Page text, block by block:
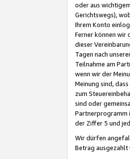
oder aus
Gerichtswegs),
Ihrem Konto
Ferner können wir
dieser
Tagen nach
Teilnahme am
wenn wir der
Meinung sind,
zum
sind oder
Partnerprogramm
der Ziffer 5 und
Wir dürfen
Betrag ausgezahlt